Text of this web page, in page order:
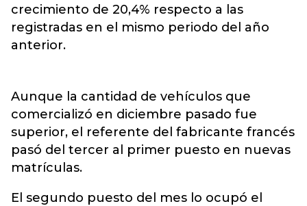
crecimiento de 20,4% respecto a las
registradas en el mismo periodo del año
anterior.
Aunque la cantidad de vehículos que
comercializó en diciembre pasado fue
superior, el referente del fabricante francés
pasó del tercer al primer puesto en nuevas
matrículas.
El segundo puesto del mes lo ocupó el